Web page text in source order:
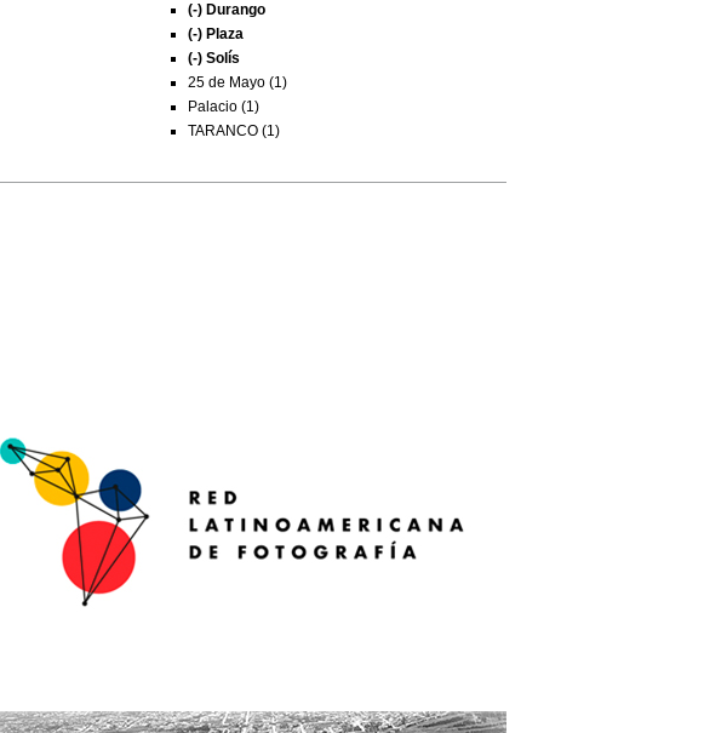
(-) Durango
(-) Plaza
(-) Solís
25 de Mayo (1)
Palacio (1)
TARANCO (1)